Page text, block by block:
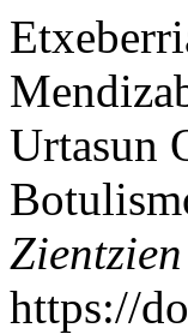
Urtasun
https://